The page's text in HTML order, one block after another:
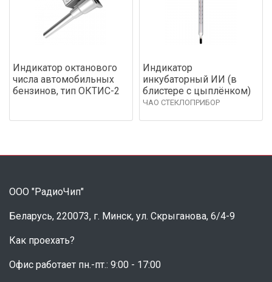
Индикатор октанового
числа автомобильных
бензинов, тип ОКТИС-2
Индикатор
инкубаторный ИИ (в
блистере с цыплёнком)
ЧАО СТЕКЛОПРИБОР
ООО "РадиоЧип"
Беларусь, 220073, г. Минск, ул. Скрыганова, 6/4-9
Как проехать?
Офис работает пн.-пт.: 9:00 - 17:00